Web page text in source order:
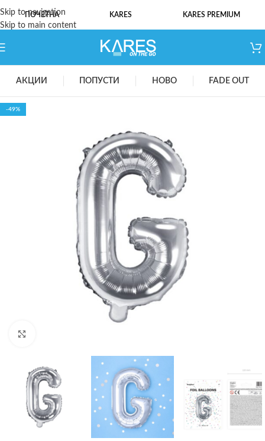
Skip to navigation
Skip to main content
ПОЧЕТНА KARES KARES PREMIUM
АКЦИИ ПОПУСТИ НОВО FADE OUT
-49%